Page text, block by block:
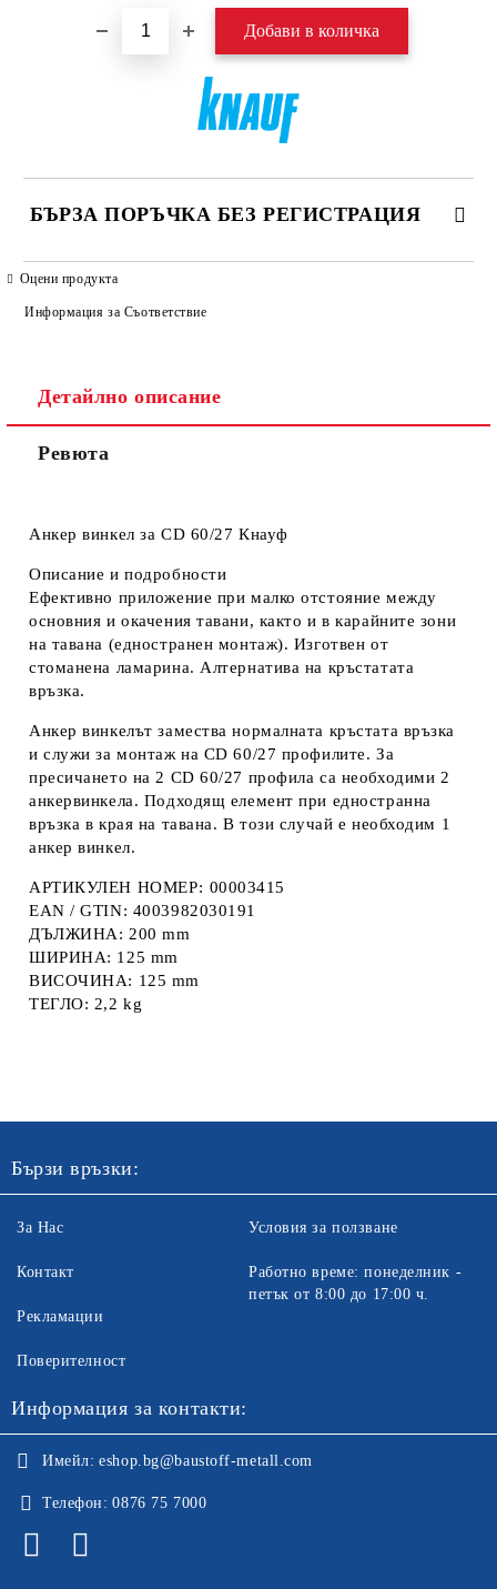
БЪРЗА ПОРЪЧКА БЕЗ РЕГИСТРАЦИЯ
Оцени продукта
Информация за Съответствие
Детайлно описание
Ревюта
Анкер винкел за CD 60/27 Кнауф
Описание и подробности
Ефективно приложение при малко отстояние между
основния и окачения тавани, както и в карайните зони
на тавана (едностранен монтаж). Изготвен от
стоманена ламарина. Алтернатива на кръстатата
връзка.
Анкер винкелът замества нормалната кръстата връзка
и служи за монтаж на CD 60/27 профилите. За
пресичането на 2 CD 60/27 профила са необходими 2
анкервинкела. Подходящ елемент при едностранна
връзка в края на тавана. В този случай е необходим 1
анкер винкел.
АРТИКУЛЕН НОМЕР: 00003415
EAN / GTIN: 4003982030191
ДЪЛЖИНА: 200 mm
ШИРИНА: 125 mm
ВИСОЧИНА: 125 mm
ТЕГЛО: 2,2 kg
Бързи връзки:
За Нас
Контакт
Рекламации
Поверителност
Условия за ползване
Работно време: понеделник -
петък от 8:00 до 17:00 ч.
Информация за контакти:
Имейл: eshop.bg@baustoff-metall.com
Телефон: 0876 75 7000